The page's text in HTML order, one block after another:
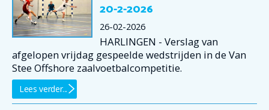
20-2-2026
26-02-2026
HARLINGEN - Verslag van
afgelopen vrijdag gespeelde wedstrijden in de Van
Stee Offshore zaalvoetbalcompetitie.
Lees verder...